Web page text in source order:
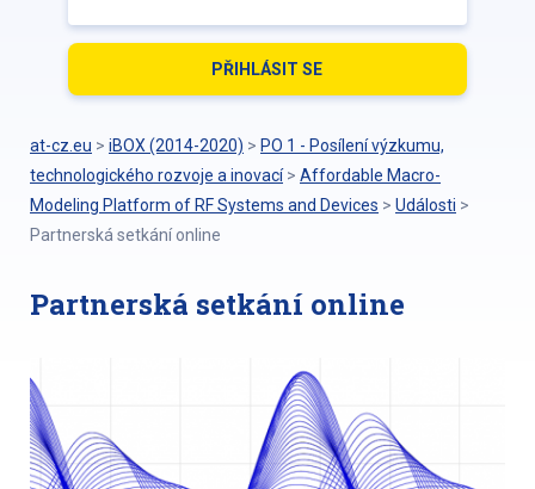
at-cz.eu > iBOX (2014-2020) > PO 1 - Posílení výzkumu,
technologického rozvoje a inovací > Affordable Macro-
Modeling Platform of RF Systems and Devices > Události >
Partnerská setkání online
Partnerská setkání online